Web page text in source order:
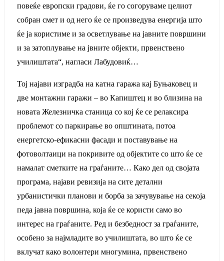
повеќе европски градови, ќе го согоруваме целиот
собран смет и од него ќе се произведува енергија што
ќе ја користиме и за осветлување на јавните површини
и за затоплување на јвните објекти, првенствено
училиштата“, нагласи Лабудовиќ…
Тој најави изградба на катна гаража кај Буњаковец и
две монтажни гаражи – во Капиштец и во близина на
новата Железничка станица со кој ќе се релаксира
проблемот со паркирање во општината, потоа
енергетско-ефикасни фасади и поставување на
фотоволтаици на покривите од објектите со што ќе се
намалат сметките на граѓаните… Како дел од својата
програма, најави ревизија на сите детални
урбанистички планови и борба за зачувување на секоја
педа јавна површина, која ќе се користи само во
интерес на граѓаните. Ред и безбедност за граѓаните,
особено за најмладите во училиштата, во што ќе се
вклучат како волонтери многумина, првенствено